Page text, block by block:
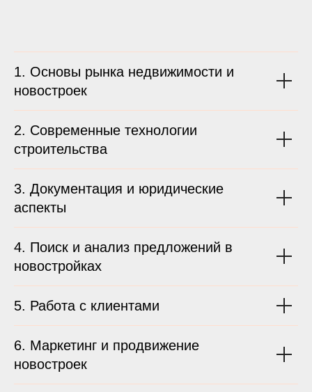
1. Основы рынка недвижимости и
новостроек
2. Современные технологии
строительства
3. Документация и юридические
аспекты
4. Поиск и анализ предложений в
новостройках
5. Работа с клиентами
6. Маркетинг и продвижение
новостроек